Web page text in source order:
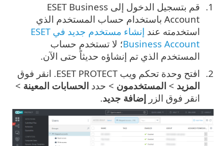
قم بتسجيل الدخول إلى ESET Business
Account باستخدام حساب المستخدم الذي
استخدمته عند
إنشاء مستخدم جديد في ESET
Business Account؛ لا تستخدم حساب
المستخدم الذي تم إنشاؤه حديثاً حتى الآن.
افتح وحدة تحكم ويب ESET PROTECT. انقر فوق
المزيد > المستخدمون > حدد الحسابات المعينة >
انقر فوق الزر إضافة جديد.